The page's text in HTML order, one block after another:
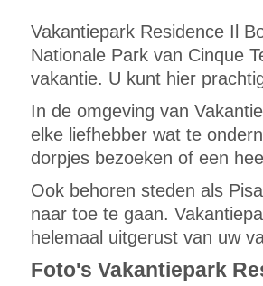
Vakantiepark Residence Il
Nationale Park van Cinque
vakantie. U kunt hier
In de omgeving van
elke liefhebber wat te
dorpjes bezoeken of een
Ook behoren steden als
naar toe te gaan.
helemaal uitgerust van uw
Foto's Vakantiepark